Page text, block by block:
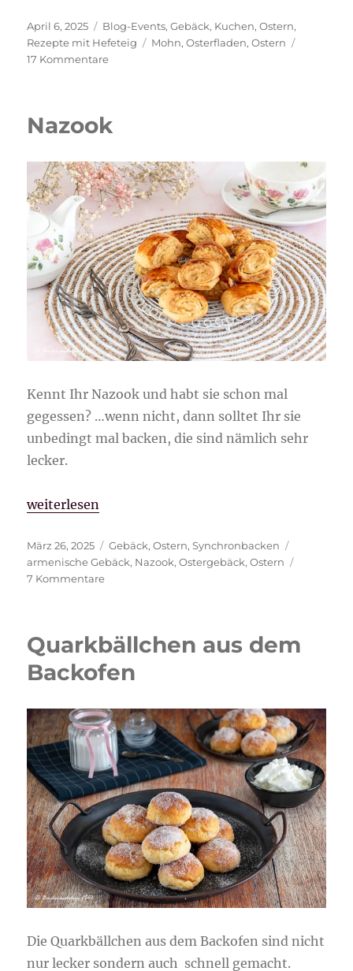
Veröffentlicht
am
April 6, 2025 Kategorien
Blog-Events,Gebäck, Kuchen,Ostern,
Rezepte mit Hefeteig
Schlagwörter
Mohn,Osterfladen,Ostern
17 Kommentarezu
Nazook
Kennt Ihr Nazook und habt sie schon mal
gegessen? …wenn nicht, dann solltet Ihr sie
unbedingt mal backen, die sind nämlich sehr
lecker.
„Nazook“
weiterlesen
Veröffentlicht
am
März 26, 2025 Kategorien
Gebäck,Ostern,Synchronbacken
armenische Gebäck, Nazook,Ostergebäck,Ostern
7 Kommentarezu
Quarkbällchen aus dem
Backofen
Die Quarkbällchen aus dem Backofen sind nicht
nur lecker sondern auch schnell gemacht.